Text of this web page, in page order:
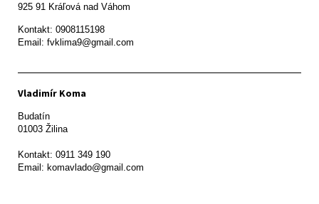
Kontakt: 0908115198
Email: fvklima9@gmail.com
Vladimír Koma
Budatín
01003 Žilina
Kontakt: 0911 349 190